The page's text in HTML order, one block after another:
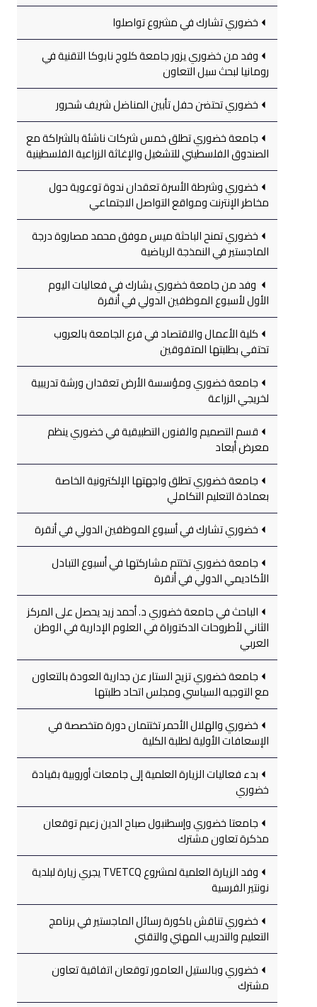
خضوري تشارك في مشروع تواصلوا
وفد من خضوري يزور جامعة كلوج نابوكا التقنية في
رومانيا لبحث سبل التعاون
خضوري تحتضن حفل تأبين المناضل شريف شحرور
جامعة خضوري تطلق خمس شركات ناشئة بالشراكة مع
الصندوق الفلسطيني للتشغيل والإغاثة الزراعية الفلسطينية
خضوري وشرطة الأسرة تعقدان ندوة توعوية حول
مخاطر الإنترنت ومواقع التواصل الاجتماعي
خضوري تمنح الباحثة ميس موفق محمد مصاروة درجة
الماجستير في النمذجة الرياضية
وفد من جامعة خضوري يشارك في فعاليات اليوم
الأول لأسبوع الموظفين الدولي في أنقرة
كلية الأعمال والاقتصاد في فرع الجامعة بالعروب
تحتفي بطلبتها المتفوقين
جامعة خضوري ومؤسسة الأرض تعقدان ورشة تدريبية
لخريجي الزراعة
قسم التصميم والفنون التطبيقية في خضوري ينظم
معرض أبعاد
جامعة خضوري تطلق واجهتها الإلكترونية الخاصة
بعمادة التعليم التكاملي
خضوري تشارك في أسبوع الموظفين الدولي في أنقرة
جامعة خضوري تختتم مشاركتها في أسبوع التبادل
الأكاديمي الدولي في أنقرة
الباحث في جامعة خضوري د. أحمد زيد يحصل على المركز
الثاني لأطروحات الدكتوراة في العلوم الإدارية في الوطن
العربي
جامعة خضوري تزيح الستار عن جدارية العودة بالتعاون
مع التوجيه السياسي ومجلس اتحاد طلبتها
خضوري والهلال الأحمر تختتمان دورة متخصصة في
الإسعافات الأولية لطلبة الكلية
بدء فعاليات الزيارة العلمية إلى جامعات أوروبية بقيادة
خضوري
جامعتا خضوري وإسطنبول صباح الدين زعيم توقعان
مذكرة تعاون مشترك
وفد الزيارة العلمية لمشروع TVETCQ يجري زيارة لبلدية
نونتير الفرسية
خضوري تناقش باكورة رسائل الماجستير في برنامج
التعليم والتدريب المهني والتقني
خضوري وبالستيل العامور توقعان اتفاقية تعاون
مشترك